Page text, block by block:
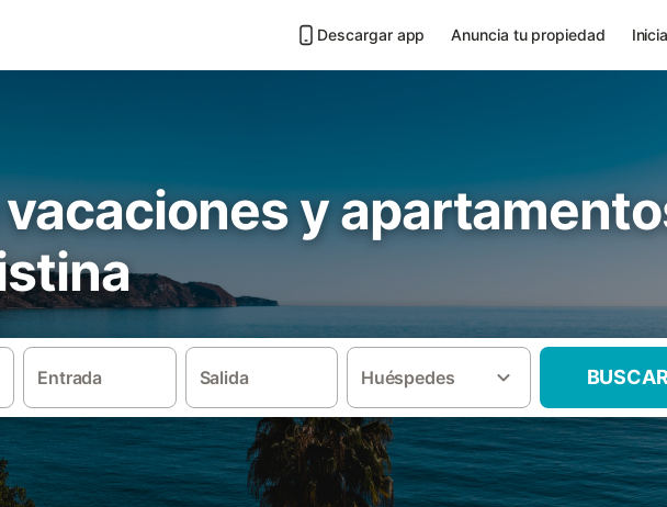
Descargar app Anuncia tu propiedad
y
Entrada Salida Huéspedes BUSCAR